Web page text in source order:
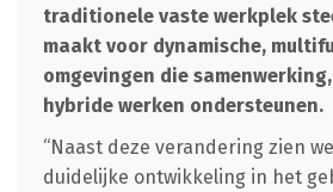
traditionele vaste werkplek
maakt voor dynamische,
omgevingen die
hybride werken ondersteunen.
“Naast deze verandering zien
duidelijke ontwikkeling in het